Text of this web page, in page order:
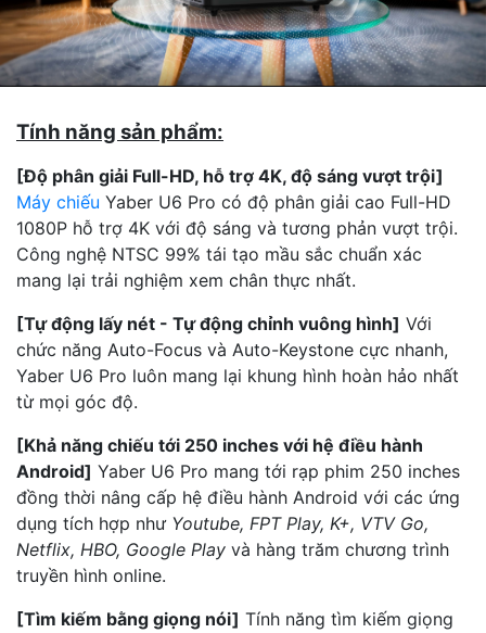
Tính năng sản phẩm:
[Độ phân giải Full-HD, hỗ trợ 4K, độ sáng vượt trội]
Máy chiếu Yaber U6 Pro có độ phân giải cao Full-HD
1080P hỗ trợ 4K với độ sáng và tương phản vượt trội.
Công nghệ NTSC 99% tái tạo mầu sắc chuẩn xác
mang lại trải nghiệm xem chân thực nhất.
[Tự động lấy nét - Tự động chỉnh vuông hình] Với
chức năng Auto-Focus và Auto-Keystone cực nhanh,
Yaber U6 Pro luôn mang lại khung hình hoàn hảo nhất
từ mọi góc độ.
[Khả năng chiếu tới 250 inches với hệ điều hành
Android] Yaber U6 Pro mang tới rạp phim 250 inches
đồng thời nâng cấp hệ điều hành Android với các ứng
dụng tích hợp như Youtube, FPT Play, K+, VTV Go,
Netflix, HBO, Google Play và hàng trăm chương trình
truyền hình online.
[Tìm kiếm bằng giọng nói] Tính năng tìm kiếm giọng